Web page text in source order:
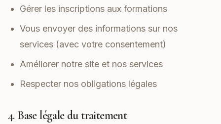
Gérer les inscriptions aux formations
Vous envoyer des informations sur nos
services (avec votre consentement)
Améliorer notre site et nos services
Respecter nos obligations légales
4. Base légale du traitement